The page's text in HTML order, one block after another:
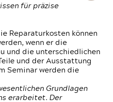
für präzise
Reparaturkosten können
wenn er die
und die unterschiedlichen
und der Ausstattung
Seminar werden die
Grundlagen
erarbeitet. Der